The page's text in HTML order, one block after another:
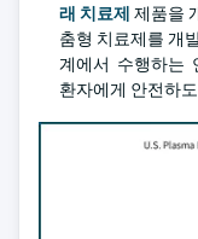
래 치료제 제품을
춤형 치료제를 개
계에서 수행하는
환자에게 안전하